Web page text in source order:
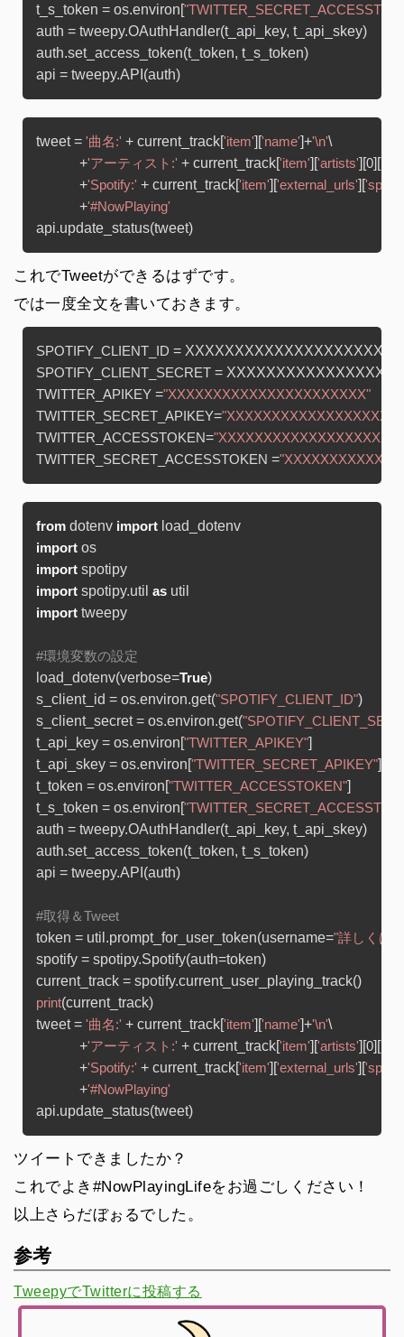
t_s_token = os.environ[
auth = tweepy.OAuthHandler(t_api_key, t_api_skey)
auth.set_access_token(t_token, t_s_token)
tweet = '曲名:' + current_track['item']['name']+'\n'\
            +
'アーティスト:' + current_track['item']['artists'][0][
            +
'Spotify:' + current_track['item']['external_urls'][
            +
'#NowPlaying'
これでTweetができるはずです。
では一度全文を書いておきます。
SPOTIFY_CLIENT_ID
SPOTIFY_CLIENT_SECRET
TWITTER_APIKEY ="XXXXXXXXXXXXXXXXXXXXXX"
TWITTER_SECRET_APIKEY=
TWITTER_ACCESSTOKEN=
TWITTER_SECRET_ACCESSTOKEN =
from dotenv import
import
import
import spotipy.util as
import tweepy
#環境変数の設定
load_dotenv(verbose=True)
s_client_id = os.environ.get("SPOTIFY_CLIENT_ID")
s_client_secret = os.environ.get(
t_api_key = os.environ["TWITTER_APIKEY"]
t_api_skey = os.environ["TWITTER_SECRET_APIKEY"]
t_token = os.environ["TWITTER_ACCESSTOKEN"]
t_s_token = os.environ[
auth = tweepy.OAuthHandler(t_api_key, t_api_skey)
auth.set_access_token(t_token, t_s_token)
api = tweepy.API(auth)
#取得＆Tweet
token = util.prompt_for_user_token(username="詳しくは↓"
spotify = spotipy.Spotify(auth=token)
print(current_track)
tweet = '曲名:' + current_track['item']['name']+'\n'\
            +
'アーティスト:' + current_track['item']['artists'][0][
            +
'Spotify:' + current_track['item']['external_urls'][
            +
'#NowPlaying'
ツイートできましたか？
これでよき#NowPlayingLifeをお過ごしください！
以上さらだぼぉるでした。
参考
TweepyでTwitterに投稿する